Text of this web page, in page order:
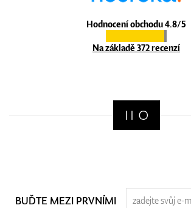
Hodnocení obchodu 4.8/5
Na základě 372 recenzí
BUĎTE MEZI PRVNÍMI